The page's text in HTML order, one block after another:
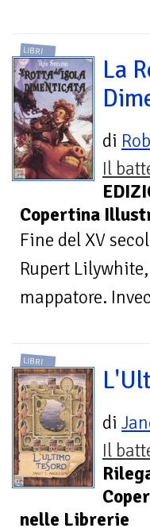
LIBRI
La
di
Il
Copertina
Fine del XV
Rupert
mappatore.
LIBRI
di
Il
nelle Librerie